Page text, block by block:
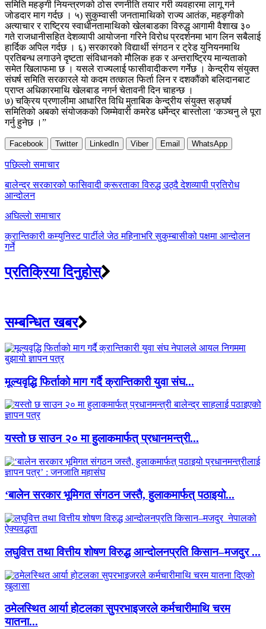
समिति महङ्गी नियन्त्रणको ठोस रणनीति तयार गरी व्यवहारमा लागू गर्न
जोडदार माग गर्दछ । ५) सुकुम्वासी जनतामाथिको राज्य आतंक, महङ्गीको
अत्याचार र राष्ट्रिय स्वाधीनतामाथिको खेलबाडका विरुद्ध आगामी वैशाख ३०
गते राजधानीसहित देशव्यापी आयोजना गरिने विरोध प्रदर्शनमा भाग लिन सबैलाई
हार्दिक अपिल गर्दछ । ६) सरकारको विद्यार्थी संगठन र ट्रेड युनियनमाथि
प्रतिबन्ध लगाउने दृष्टता संविधानको मौलिक हक र अन्तराष्ट्रिय मान्यताको
समेत खिलाफमा छ । यसले राज्यलाई फासीवादीकरण गर्नेछ । केन्द्रीय संयुक्त
संघर्ष समिति सरकारले यो कदम तत्काल फिर्ता लिन र दशकौंको बलिदानबाट
प्राप्त अधिकारमाथि खेलबाड नगर्न चेतावनी दिन चाहन्छ ।
७) चक्रिय प्रणालीमा आधारित विधि मुताबिक केन्द्रीय संयुक्त सङ्घर्ष
समितिको अबको संयोजकको जिम्मेवारी कमरेड धर्मेन्द्र बास्तोला ‘कञ्चनु ले पूरा
गर्नु हुनेछ ।”
Facebook Twitter LinkedIn Viber Email WhatsApp
Post
navigation
पछिल्लाे समाचार
बालेन्द्र सरकारको फासिवादी क्रूरताका विरुद्ध उठ्दै देशव्यापी प्रतिरोध
आन्दोलन
अघिल्लाे समाचार
क्रान्तिकारी कम्युनिस्ट पार्टीले जेठ महिनाभरि सुकुम्बासीको पक्षमा आन्दोलन
गर्ने
प्रतिक्रिया दिनुहोस्
सम्बन्धित खबर
मूल्यवृद्धि फिर्ताको माग गर्दै क्रान्तिकारी युवा संघ...
यस्तो छ साउन २० मा हुलाकमार्फत् प्रधानमन्त्री...
‘बालेन सरकार भूमिगत संगठन जस्तै, हुलाकमार्फत् पठाइयो...
लघुवित्त तथा वित्तीय शोषण विरुद्ध आन्दोलनप्रति किसान–मजदुर ...
ठमेलस्थित आर्या होटलका सुपरभाइजरले कर्मचारीमाथि चरम
यातना...